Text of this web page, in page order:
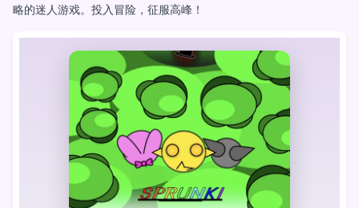
略的迷人游戏。投入冒险，征服高峰！